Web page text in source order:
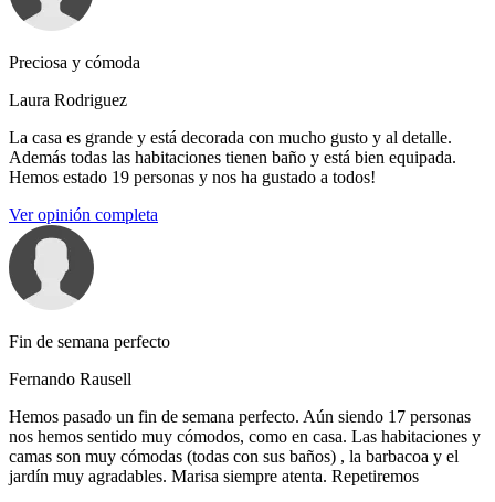
Preciosa y cómoda
Laura Rodriguez
La casa es grande y está decorada con mucho gusto y al detalle.
Además todas las habitaciones tienen baño y está bien equipada.
Hemos estado 19 personas y nos ha gustado a todos!
Ver opinión completa
Fin de semana perfecto
Fernando Rausell
Hemos pasado un fin de semana perfecto. Aún siendo 17 personas
nos hemos sentido muy cómodos, como en casa. Las habitaciones y
camas son muy cómodas (todas con sus baños) , la barbacoa y el
jardín muy agradables. Marisa siempre atenta. Repetiremos